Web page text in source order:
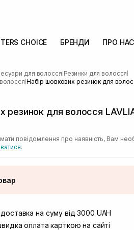
CHOICE БРЕНДИ ПРО НАС
для волосся Резинки для волосся
Набір шовкових резинок для
резинок для волосся
повідомлення про наявність, Вам
.
Луцьк, вул. Винниченка 4
вул. Академіка Підстригача, 1В
доставка на суму від 3000 UAH
оплата карткою на сайті